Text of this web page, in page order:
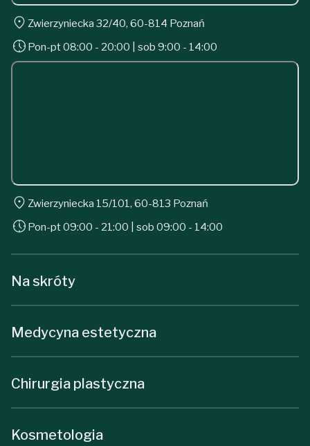
Zwierzyniecka 32/40, 60-814 Poznań
Pon-pt 08:00 - 20:00 | sob 9:00 - 14:00
Zwierzyniecka 15/101, 60-813 Poznań
Pon-pt 09:00 - 21:00 | sob 09:00 - 14:00
Na skróty
Medycyna estetyczna
Chirurgia plastyczna
Kosmetologia